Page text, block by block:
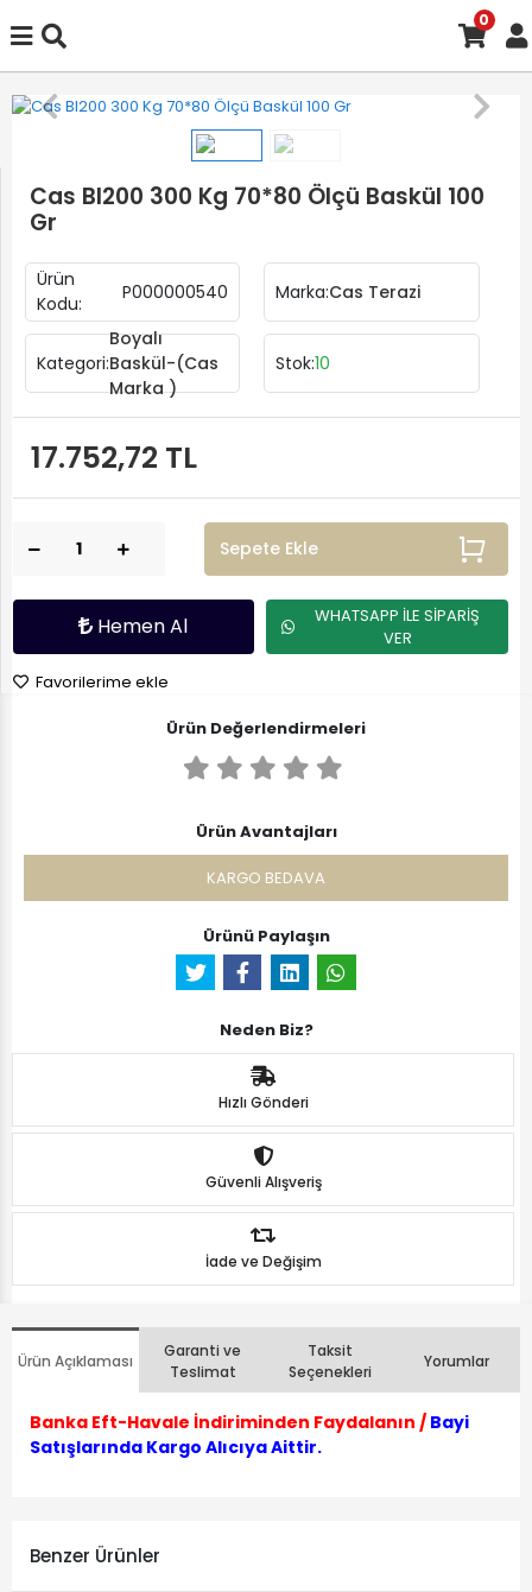
0
Cas BI200 300 Kg 70*80 Ölçü Baskül 100
Gr
Ürün
Kodu:
P000000540 Marka:Cas Terazi
Kategori:
Boyalı
Baskül-(Cas
Marka )
Stok:10
17.752,72 TL
Sepete Ekle
Hemen Al
WHATSAPP İLE SİPARİŞ
VER
Favorilerime ekle
Ürün Değerlendirmeleri
Ürün Avantajları
KARGO BEDAVA
Ürünü Paylaşın
Neden Biz?
Hızlı Gönderi
Güvenli Alışveriş
İade ve Değişim
Ürün Açıklaması
Garanti ve
Teslimat
Taksit
Seçenekleri
Yorumlar
Banka Eft-Havale İndiriminden Faydalanın / Bayi
Satışlarında Kargo Alıcıya Aittir.
Benzer Ürünler